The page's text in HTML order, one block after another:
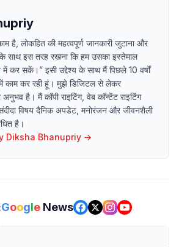
है, लोकहित की महत्वपूर्ण जानकारी जुटाना और
के साथ इस तरह रखना कि हम उसका इस्तेमाल
में कर सकें।” इसी उद्देश्य के साथ मैं पिछले 10 वर्षों
में काम कर रही हूं। मुझे डिजिटल से लेकर
अनुभव है। मैं कॉपी राइटिंग, वेब कॉन्टेंट राइटिंग
विषय दैनिक अपडेट, मनोरंजन और जीवनशैली
है।
Diksha Bhanupriy →
Google News